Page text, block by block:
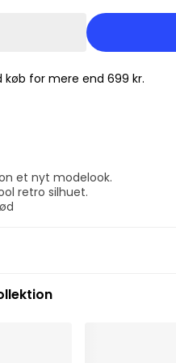
køb for mere end 699 kr.
et nyt modelook.
retro silhuet.